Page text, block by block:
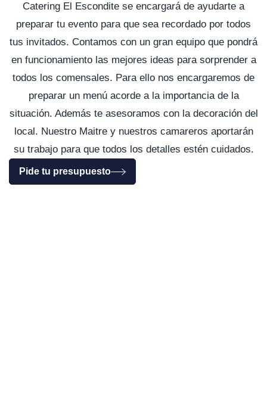
Catering El Escondite se encargará de ayudarte a
preparar tu evento para que sea recordado por todos
tus invitados. Contamos con un gran equipo que pondrá
en funcionamiento las mejores ideas para sorprender a
todos los comensales. Para ello nos encargaremos de
preparar un menú acorde a la importancia de la
situación. Además te asesoramos con la decoración del
local. Nuestro Maitre y nuestros camareros aportarán
su trabajo para que todos los detalles estén cuidados.
Pide tu presupuesto